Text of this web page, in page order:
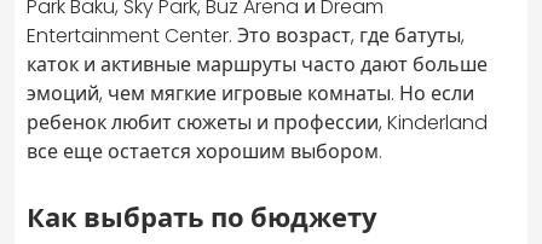
Park Baku, Sky Park, Buz Arena и Dream
Entertainment Center. Это возраст, где батуты,
каток и активные маршруты часто дают больше
эмоций, чем мягкие игровые комнаты. Но если
ребенок любит сюжеты и профессии, Kinderland
все еще остается хорошим выбором.
Как выбрать по бюджету